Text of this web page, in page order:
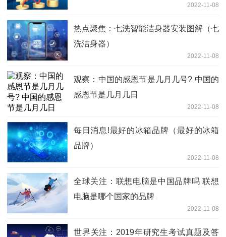
2022-11-08
热点聚焦：七洗智能洁身器安装图解（七
洗洁身器）
2022-11-08
观察：中国的感恩节是几月几号? 中国的
感恩节是几月几日
2022-11-08
每日消息!最好的冰箱品牌（最好的冰箱
品牌）
2022-11-08
全球关注：联想电脑是中国品牌吗 联想
电脑是哪个国家的品牌
2022-11-08
世界关注：2019年研究生考试真题及答